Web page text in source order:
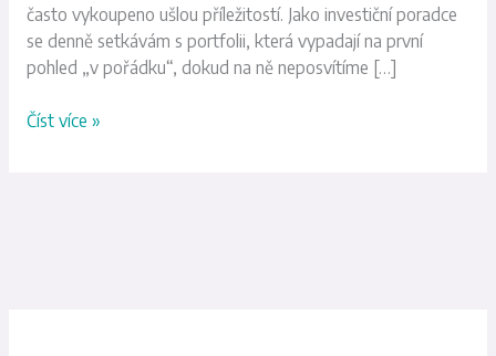
často vykoupeno ušlou příležitostí. Jako investiční poradce
se denně setkávám s portfolii, která vypadají na první
pohled „v pořádku“, dokud na ně neposvítíme […]
Číst více »